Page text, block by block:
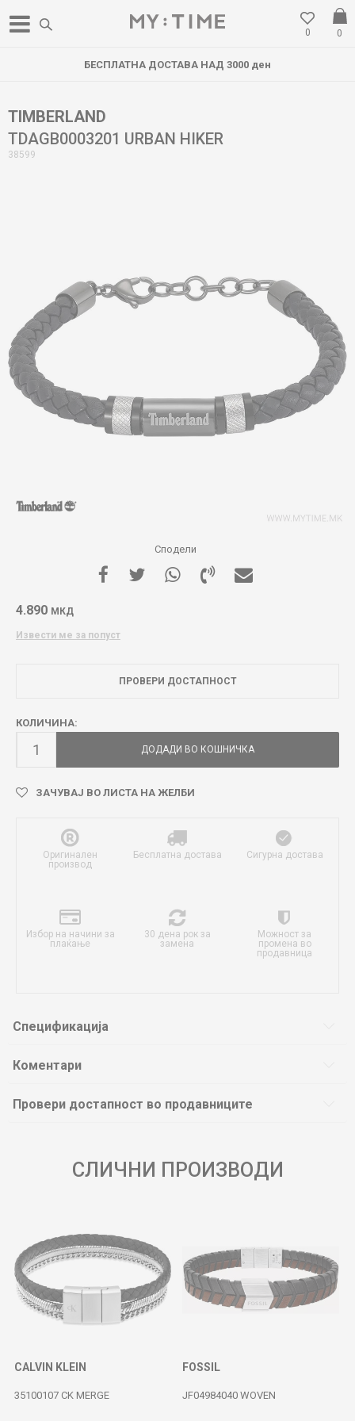
0
0
БЕСПЛАТНА ДОСТАВА НАД 3000 ден
TIMBERLAND
TDAGB0003201 URBAN HIKER
38599
Сподели
4.890 МКД
Извести ме за попуст
ПРОВЕРИ ДОСТАПНОСТ
КОЛИЧИНА:
ДОДАДИ ВО КОШНИЧКА
ЗАЧУВАЈ ВО ЛИСТА НА ЖЕЛБИ
Оригинален
производ
Бесплатна достава Сигурна достава
Избор на начини за
плаќање
30 дена рок за
замена
Можност за
промена во
продавница
Спецификација
Коментари
Провери достапност во продавниците
СЛИЧНИ ПРОИЗВОДИ
CALVIN KLEIN
35100107 CK MERGE
FOSSIL
JF04984040 WOVEN